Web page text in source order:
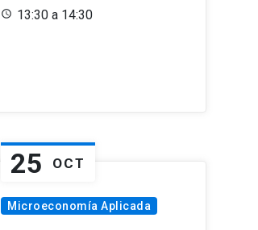
13:30 a 14:30
25 OCT
Microeconomía Aplicada